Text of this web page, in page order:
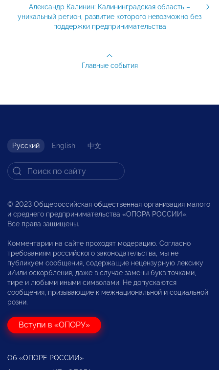
Александр Калинин: Калининградская область –
уникальный регион, развитие которого невозможно без
поддержки предпринимательства
Главные события
Русский English 中文
© 2023 Общероссийская общественная организация малого
и среднего предпринимательства «ОПОРА РОССИИ».
Все права защищены.
Комментарии на сайте проходят модерацию. Согласно
требованиям российского законодательства, мы не
публикуем сообщения, содержащие нецензурную лексику
и/или оскорбления, даже в случае замены букв точками,
тире и любыми иными символами. Не допускаются
сообщения, призывающие к межнациональной и социальной
розни.
Вступи в «ОПОРУ»
Об «ОПОРЕ РОССИИ»